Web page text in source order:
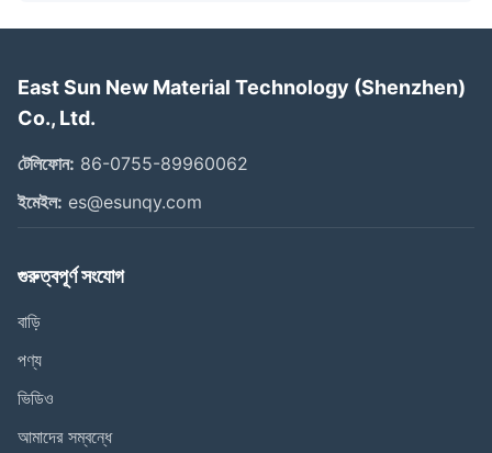
East Sun New Material Technology (Shenzhen)
Co., Ltd.
টেলিফোন: 86-0755-89960062
ইমেইল: es@esunqy.com
গুরুত্বপূর্ণ সংযোগ
বাড়ি
পণ্য
ভিডিও
আমাদের সম্বন্ধে